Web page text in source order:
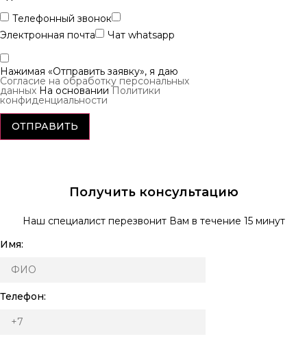
Телефонный звонок
Электронная почта
Чат whatsapp
Нажимая «Отправить заявку», я даю
Согласие на обработку персональных
данных На основанииПолитики
конфиденциальности
ОТПРАВИТЬ
Получить консультацию
Наш специалист перезвонит Вам в течение 15 минут
Имя:
Телефон: